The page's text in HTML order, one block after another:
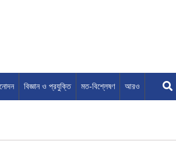
বিজ্ঞান ও প্রযুক্তি মত-বিশ্লেষণ আরও